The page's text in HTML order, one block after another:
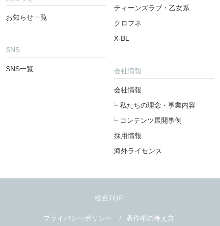
お知らせ一覧
SNS
SNS一覧
ティーンズラブ・乙女系
クロフネ
X-BL
会社情報
会社情報
私たちの理念・事業内容
コンテンツ展開事例
採用情報
海外ライセンス
総合TOP
プライバシーポリシー 著作権の考え方